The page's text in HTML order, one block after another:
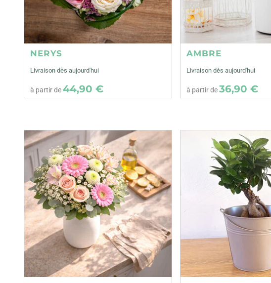
NERYS
Livraison dès aujourd'hui
à partir de44,90 €
AMBRE
Livraison dès aujourd'hui
à partir de36,90 €